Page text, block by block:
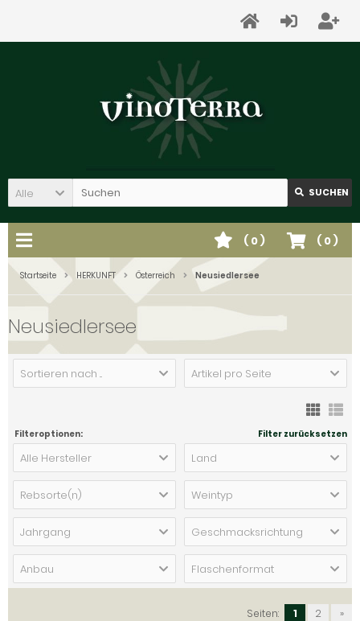
Alle SUCHEN
( 0)
( 0)
Startseite HERKUNFT Österreich Neusiedlersee
Neusiedlersee
Sortieren nach ... Artikel pro Seite
Filteroptionen: Filter zurücksetzen
Alle Hersteller Land
Rebsorte(n) Weintyp
Jahrgang Geschmacksrichtung
Anbau Flaschenformat
Seiten: 1 2 »